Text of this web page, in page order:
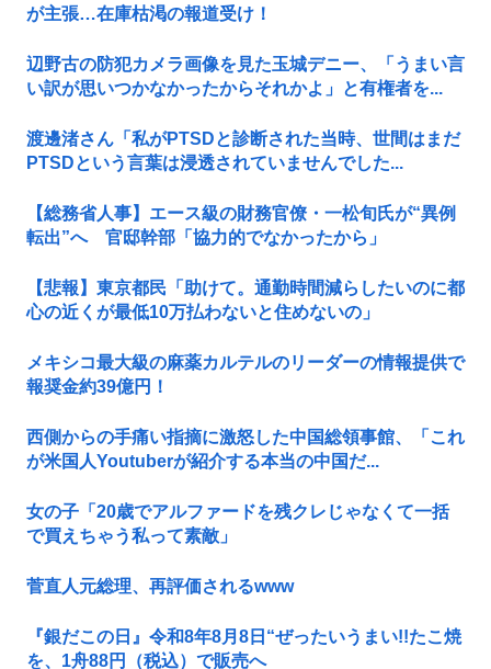
が主張…在庫枯渇の報道受け！
辺野古の防犯カメラ画像を見た玉城デニー、「うまい言
い訳が思いつかなかったからそれかよ」と有権者を...
渡邊渚さん「私がPTSDと診断された当時、世間はまだ
PTSDという言葉は浸透されていませんでした...
【総務省人事】エース級の財務官僚・一松旬氏が“異例
転出”へ 官邸幹部「協力的でなかったから」
【悲報】東京都民「助けて。通勤時間減らしたいのに都
心の近くが最低10万払わないと住めないの」
メキシコ最大級の麻薬カルテルのリーダーの情報提供で
報奨金約39億円！
西側からの手痛い指摘に激怒した中国総領事館、「これ
が米国人Youtuberが紹介する本当の中国だ...
女の子「20歳でアルファードを残クレじゃなくて一括
で買えちゃう私って素敵」
菅直人元総理、再評価されるwww
『銀だこの日』令和8年8月8日“ぜったいうまい!!たこ焼
を、1舟88円（税込）で販売へ